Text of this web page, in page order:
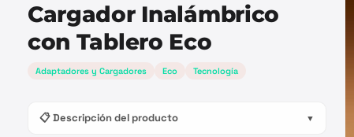
Cargador Inalámbrico
con Tablero Eco
Adaptadores y Cargadores Eco Tecnología
📋 Descripción del producto ▼